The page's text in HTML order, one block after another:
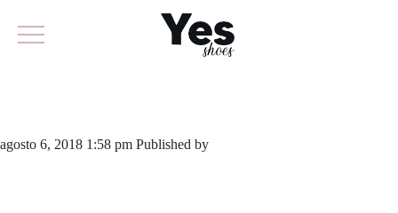
agosto 6, 2018 1:58 pm Published by